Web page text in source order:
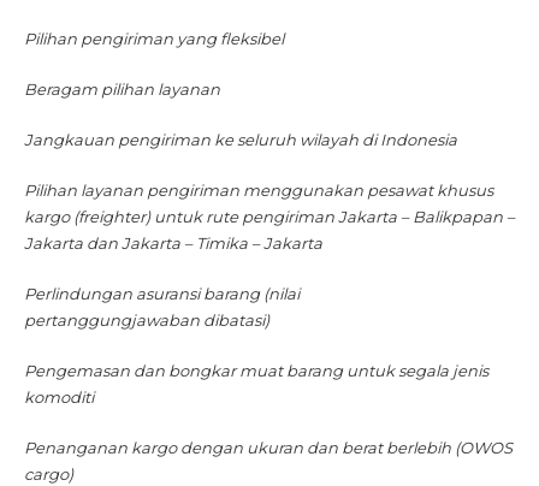
Pilihan pengiriman yang fleksibel
Beragam pilihan layanan
Jangkauan pengiriman ke seluruh wilayah di Indonesia
Pilihan layanan pengiriman menggunakan pesawat khusus
kargo (freighter) untuk rute pengiriman Jakarta – Balikpapan –
Jakarta dan Jakarta – Timika – Jakarta
Perlindungan asuransi barang (nilai
pertanggungjawaban dibatasi)
Pengemasan dan bongkar muat barang untuk segala jenis
komoditi
Penanganan kargo dengan ukuran dan berat berlebih (OWOS
cargo)